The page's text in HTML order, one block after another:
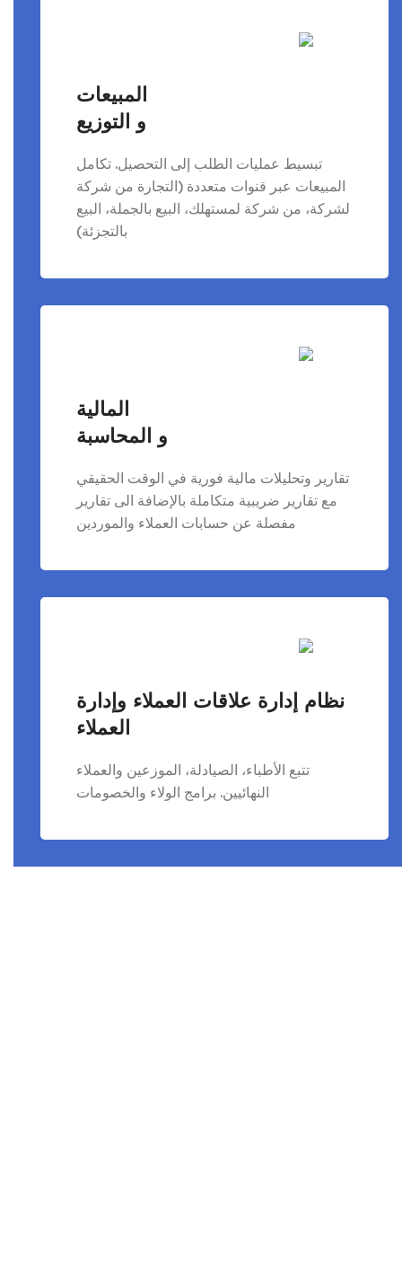
المبيعات
و التوزيع
تبسيط عمليات الطلب إلى التحصيل. تكامل
المبيعات عبر قنوات متعددة (التجارة من شركة
لشركة، من شركة لمستهلك، البيع بالجملة، البيع
بالتجزئة)
المالية
و المحاسبة
تقارير وتحليلات مالية فورية في الوقت الحقيقي
مع تقارير ضريبية متكاملة بالإضافة الى تقارير
مفصلة عن حسابات العملاء والموردين
نظام إدارة علاقات العملاء وإدارة
العملاء
تتبع الأطباء، الصيادلة، الموزعين والعملاء
النهائيين. برامج الولاء والخصومات